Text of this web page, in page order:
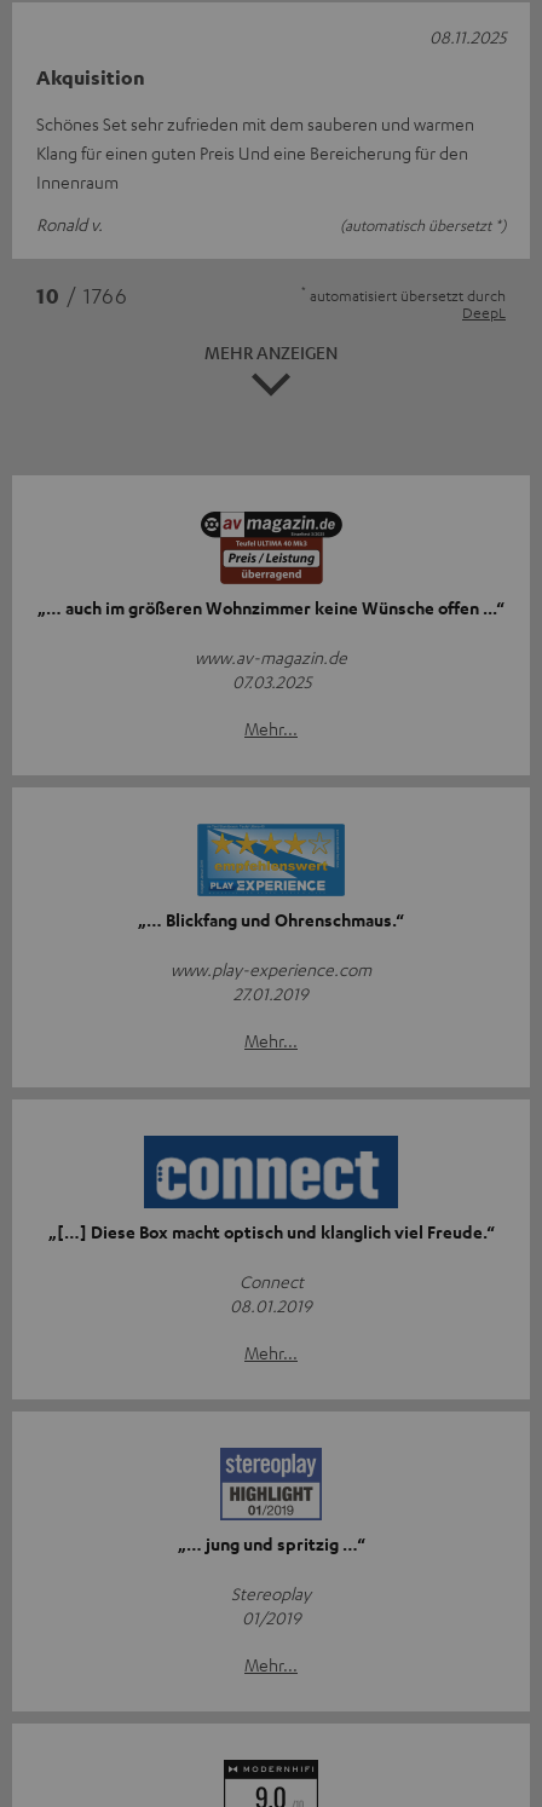
Akquisition
Schönes Set sehr zufrieden mit dem sauberen und warmen
Klang für einen guten Preis Und eine Bereicherung für den
Innenraum
Ronald v.
(automatisch übersetzt *)
08.11.2025
10 / 1766 * automatisiert übersetzt durch
DeepL
MEHR ANZEIGEN
„… auch im größeren Wohnzimmer keine Wünsche offen ...“
www.av-magazin.de
07.03.2025
Mehr...
„… Blickfang und Ohrenschmaus.“
www.play-experience.com
27.01.2019
Mehr...
„[…] Diese Box macht optisch und klanglich viel Freude.“
Connect
08.01.2019
Mehr...
„… jung und spritzig …“
Stereoplay
01/2019
Mehr...